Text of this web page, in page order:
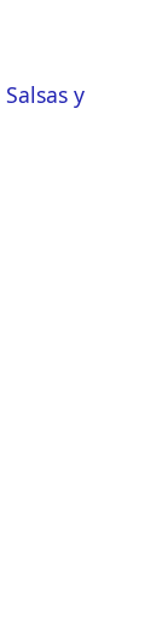
Salsas y